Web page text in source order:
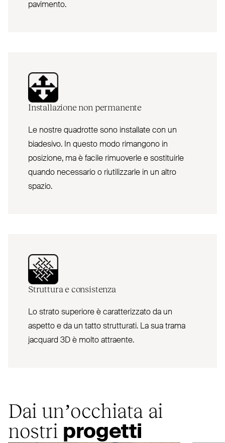
pavimento.
Installazione non permanente
Le nostre quadrotte sono installate con un
biadesivo. In questo modo rimangono in
posizione, ma è facile rimuoverle e sostituirle
quando necessario o riutilizzarle in un altro
spazio.
Struttura e consistenza
Lo strato superiore è caratterizzato da un
aspetto e da un tatto strutturati. La sua trama
jacquard 3D è molto attraente.
Dai un’occhiata ai
nostri progetti